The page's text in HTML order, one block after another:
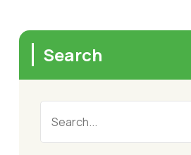
Search